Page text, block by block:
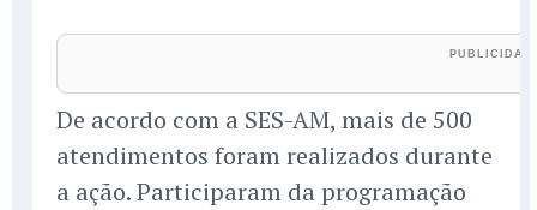
De acordo com a SES-AM, mais de 500
atendimentos foram realizados durante
a ação. Participaram da programação